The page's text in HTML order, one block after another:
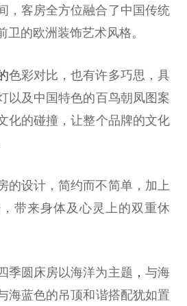
，客房全方位融合了中国传统
卫的欧洲装饰艺术风格。
色彩对比，也有许多巧思，具
以及中国特色的百鸟朝凤图案
化的碰撞，让整个品牌的文化
的设计，简约而不简单，加上
带来身体及心灵上的双重休
季圆床房以海洋为主题 ， 与海
海蓝色的吊顶和谐搭配犹如置